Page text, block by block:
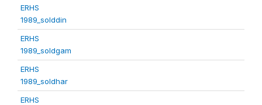
ERHS
1989_solddin
ERHS
1989_soldgam
ERHS
1989_soldhar
ERHS